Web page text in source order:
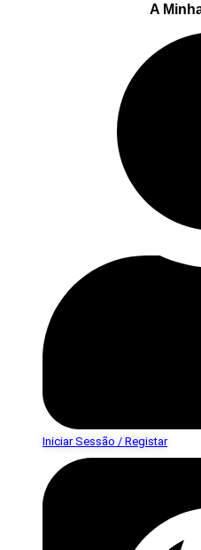
A
Iniciar Sessão / Registar